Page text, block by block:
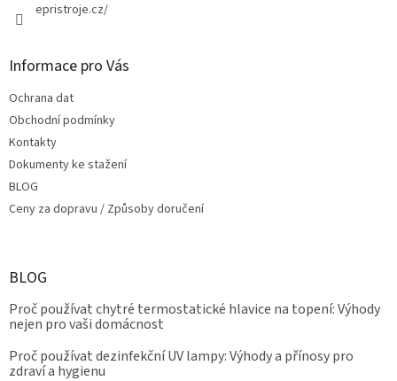
epristroje.cz/
Informace pro Vás
Ochrana dat
Obchodní podmínky
Kontakty
Dokumenty ke stažení
BLOG
Ceny za dopravu / Způsoby doručení
BLOG
Proč používat chytré termostatické hlavice na topení: Výhody
nejen pro vaši domácnost
Proč používat dezinfekční UV lampy: Výhody a přínosy pro
zdraví a hygienu